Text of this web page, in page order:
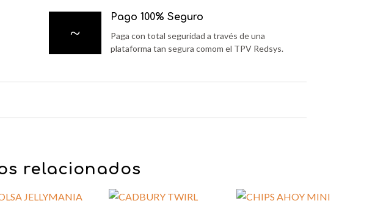
~
Pago 100% Seguro
Paga con total seguridad a través de una
plataforma tan segura comom el TPV Redsys.
relacionados